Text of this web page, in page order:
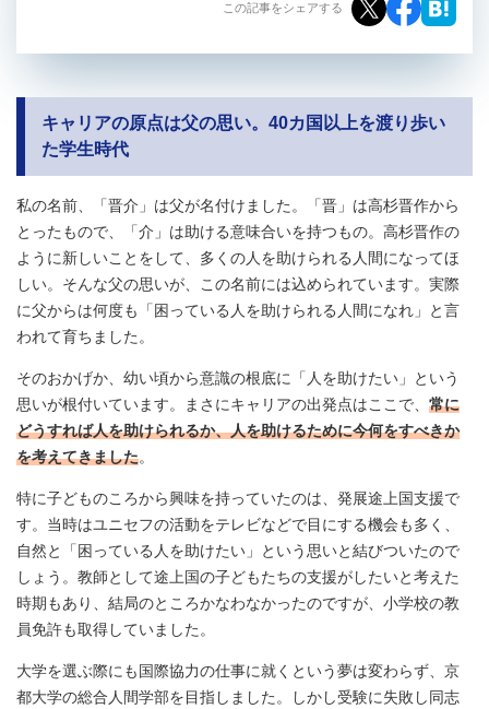
この記事をシェアする
キャリアの原点は父の思い。40カ国以上を渡り歩い
た学生時代
私の名前、「晋介」は父が名付けました。「晋」は高杉晋作から
とったもので、「介」は助ける意味合いを持つもの。高杉晋作の
ように新しいことをして、多くの人を助けられる人間になってほ
しい。そんな父の思いが、この名前には込められています。実際
に父からは何度も「困っている人を助けられる人間になれ」と言
われて育ちました。
そのおかげか、幼い頃から意識の根底に「人を助けたい」という
思いが根付いています。まさにキャリアの出発点はここで、 常に
どうすれば人を助けられるか、人を助けるために今何をすべきか
を考えてきました。
特に子どものころから興味を持っていたのは、発展途上国支援で
す。当時はユニセフの活動をテレビなどで目にする機会も多く、
自然と「困っている人を助けたい」という思いと結びついたので
しょう。教師として途上国の子どもたちの支援がしたいと考えた
時期もあり、結局のところかなわなかったのですが、小学校の教
員免許も取得していました。
大学を選ぶ際にも国際協力の仕事に就くという夢は変わらず、京
都大学の総合人間学部を目指しました。しかし受験に失敗し同志